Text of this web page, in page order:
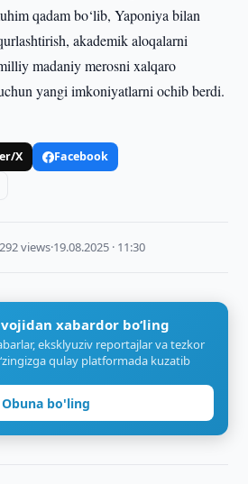
qadam bo‘lib, Yaponiya bilan
akademik aloqalarni
madaniy merosni xalqaro
yangi imkoniyatlarni ochib berdi.
X
Facebook
views·19.08.2025 · 11:30
xabardor bo‘ling
eksklyuziv reportajlar va tezkor
qulay platformada kuzatib
Obuna bo'ling